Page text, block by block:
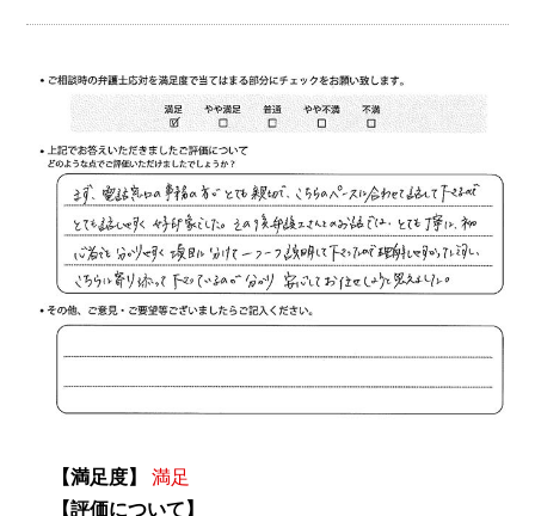
【満足度】
満足
【評価について】